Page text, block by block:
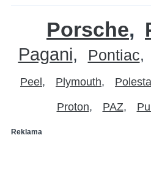
Porsche
Pagani Pontiac
Peel Plymouth
Proton PAZ
Reklama